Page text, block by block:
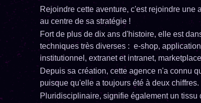
Rejoindre cette aventure, c'est rejoindre
au centre de sa stratégie !
Fort de plus de dix ans d'histoire, elle est
techniques très diverses : e-shop,
institutionnel, extranet et intranet,
Depuis sa création, cette agence n'a connu
puisque qu'elle a toujours été à deux chiffres.
Pluridisciplinaire, signifie également un